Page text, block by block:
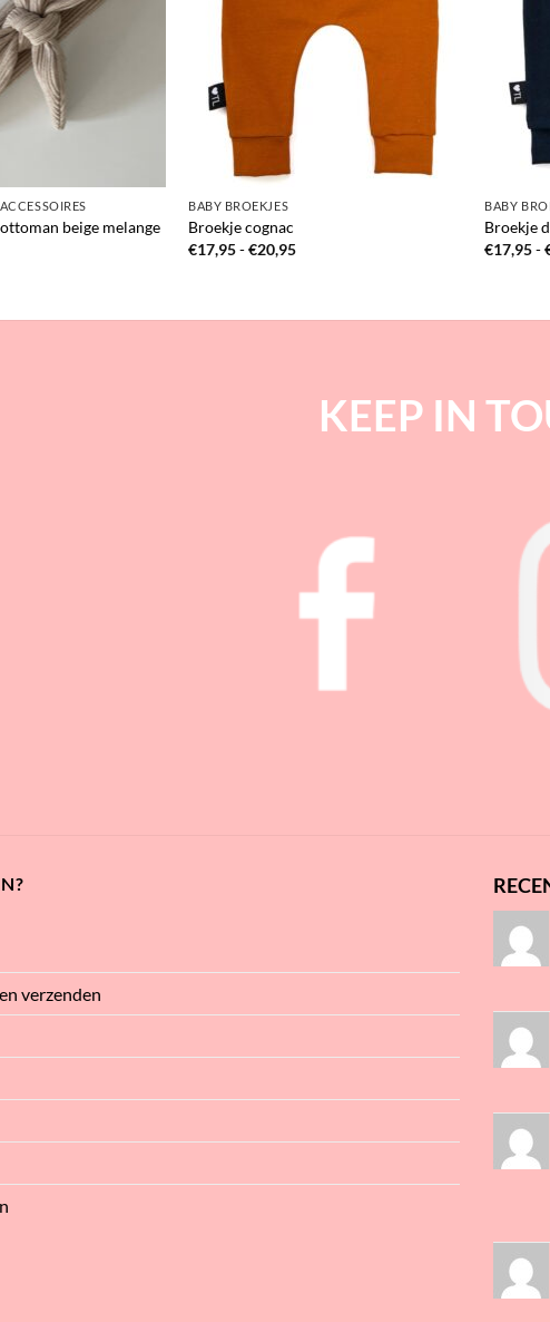
beige melange
BABY BROEKJES
Broekje cognac
€17,95-€20,95Prijsklasse:
BABY
Broekje
€17,95-
KEEP IN
verzenden